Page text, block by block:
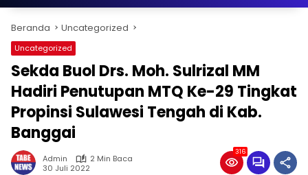
Beranda Uncategorized
Uncategorized
Sekda Buol Drs. Moh. Sulrizal MM
Hadiri Penutupan MTQ Ke-29 Tingkat
Propinsi Sulawesi Tengah di Kab.
Banggai
Admin
2 Min Baca
30 Juli 2022
316